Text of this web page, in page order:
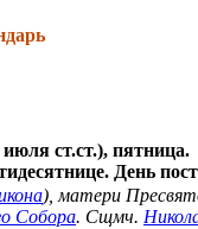
июля ст.ст.), пятница.
День
), матери
Собора. Сщмч.